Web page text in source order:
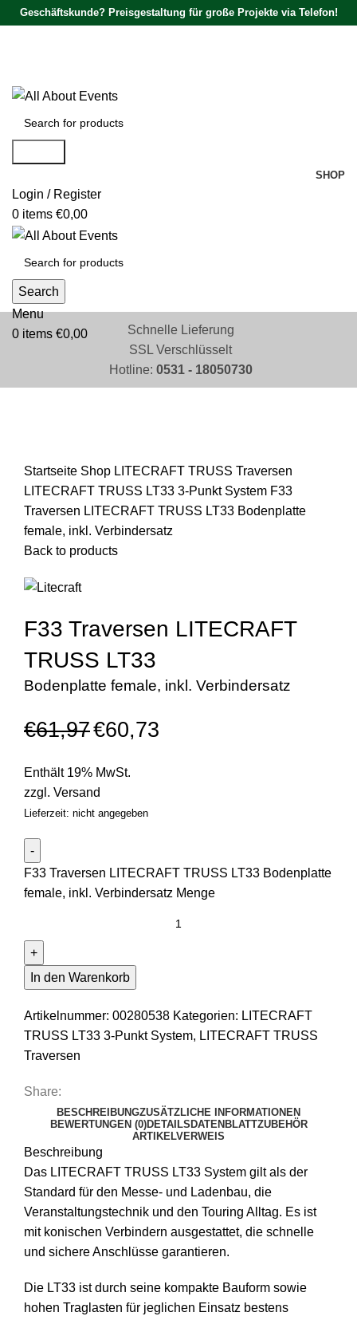
Geschäftskunde? Preisgestaltung für große Projekte via Telefon!
SHOP
Login / Register
0 items €0,00
Search
Menu
0 items €0,00
Schnelle Lieferung
SSL Verschlüsselt
Hotline: 0531 - 18050730
Startseite Shop LITECRAFT TRUSS Traversen
LITECRAFT TRUSS LT33 3-Punkt System F33
Traversen LITECRAFT TRUSS LT33 Bodenplatte
female, inkl. Verbindersatz
Back to products
F33 Traversen LITECRAFT
TRUSS LT33
Bodenplatte female, inkl. Verbindersatz
€61,97€60,73
Enthält 19% MwSt.
zzgl. Versand
Lieferzeit: nicht angegeben
F33 Traversen LITECRAFT TRUSS LT33 Bodenplatte
female, inkl. Verbindersatz Menge
In den Warenkorb
Artikelnummer: 00280538 Kategorien: LITECRAFT
TRUSS LT33 3-Punkt System, LITECRAFT TRUSS
Traversen
Share:
BESCHREIBUNGZUSÄTZLICHE INFORMATIONEN
BEWERTUNGEN (0)DETAILS DATENBLATTZUBEHÖR
ARTIKELVERWEIS
Beschreibung
Das LITECRAFT TRUSS LT33 System gilt als der
Standard für den Messe- und Ladenbau, die
Veranstaltungstechnik und den Touring Alltag. Es ist
mit konischen Verbindern ausgestattet, die schnelle
und sichere Anschlüsse garantieren.
Die LT33 ist durch seine kompakte Bauform sowie
hohen Traglasten für jeglichen Einsatz bestens